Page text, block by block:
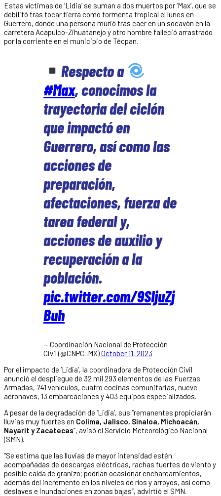
Estas víctimas de ‘Lidia’ se suman a dos muertos por ‘Max’, que se
debilitó tras tocar tierra como tormenta tropical el lunes en
Guerrero, donde una persona murió tras caer en un socavón en la
carretera Acapulco-Zihuatanejo y otro hombre falleció arrastrado
por la corriente en el municipio de Técpan.
Respecto a
#Max, conocimos la
trayectoria del ciclón
que impactó en
Guerrero, así como las
acciones de
preparación,
afectaciones, fuerza de
tarea federal y,
acciones de auxilio y
recuperación a la
población.
pic.twitter.com/9SIjuZj
Buh
— Coordinación Nacional de Protección
Civil (@CNPC_MX)October 11, 2023
Por el impacto de ‘Lidia’, la coordinadora de Protección Civil
anunció el despliegue de 32 mil 293 elementos de las Fuerzas
Armadas, 741 vehículos, cuatro cocinas comunitarias, nueve
aeronaves, 13 embarcaciones y 403 equipos especializados.
A pesar de la degradación de ‘Lidia’, sus “remanentes propiciarán
lluvias muy fuertes en Colima, Jalisco, Sinaloa, Michoacán,
Nayarit y Zacatecas”, avisó el Servicio Meteorológico Nacional
(SMN).
“Se estima que las lluvias de mayor intensidad estén
acompañadas de descargas eléctricas, rachas fuertes de viento y
posible caída de granizo; podrían ocasionar encharcamientos,
además del incremento en los niveles de ríos y arroyos, así como
deslaves e inundaciones en zonas bajas”, advirtió el SMN.